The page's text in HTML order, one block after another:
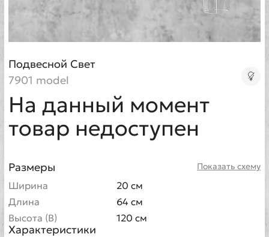
Подвесной Свет
7901 model
На данный момент
товар недоступен
Показать схему
Размеры
Ширина
20 см
Длина
64 см
Высота (В)
120 см
Характеристики